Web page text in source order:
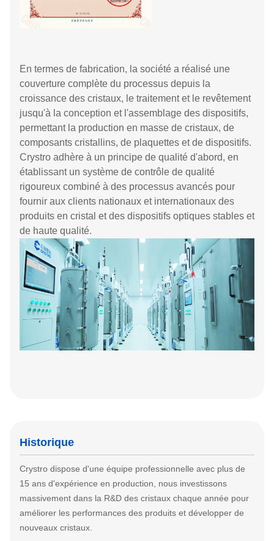
En termes de fabrication, la société a réalisé une
couverture complète du processus depuis la
croissance des cristaux, le traitement et le revêtement
jusqu'à la conception et l'assemblage des dispositifs,
permettant la production en masse de cristaux, de
composants cristallins, de plaquettes et de dispositifs.
Crystro adhère à un principe de qualité d'abord, en
établissant un système de contrôle de qualité
rigoureux combiné à des processus avancés pour
fournir aux clients nationaux et internationaux des
produits en cristal et des dispositifs optiques stables et
de haute qualité.
Historique
Crystro dispose d'une équipe professionnelle avec plus de
15 ans d'expérience en production, nous investissons
massivement dans la R&D des cristaux chaque année pour
améliorer les performances des produits et développer de
nouveaux cristaux.